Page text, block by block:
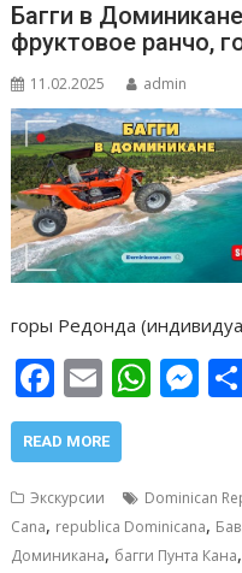
Багги в
фруктовое ранчо,
11.02.2025 admin
горы Редонда
F
ac
e
b
o
E
m
ai
l
W
s
A
M
e
n
READ MORE
Экскурсии Dominican
Cana, republica Dominicana,
Доминикана, багги Пунта Кана,